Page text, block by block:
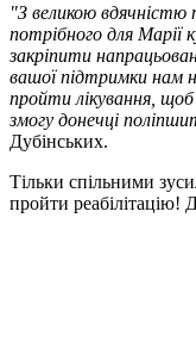
"З великою
потрібного для Марії
закріпити
вашої підтримки нам
пройти лікування,
змогу донечці
Дубінських.
Тільки спільними
пройти реабілітацію!